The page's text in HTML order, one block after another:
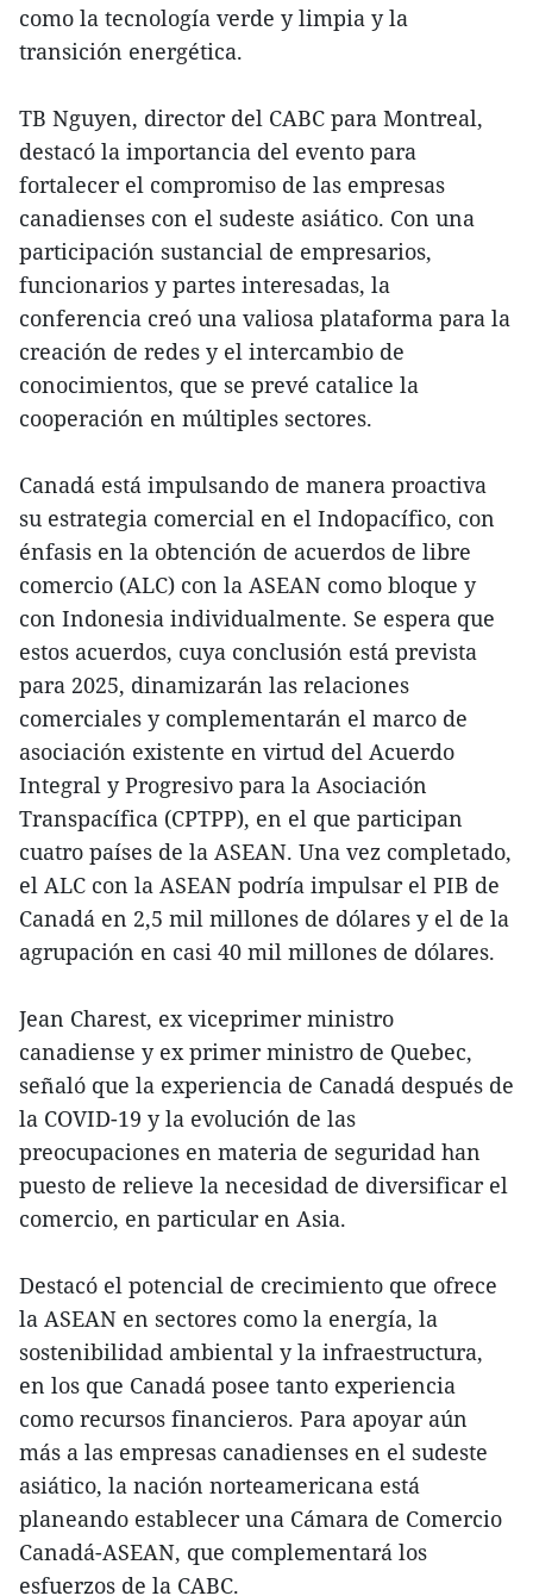
como la tecnología verde y limpia y la
transición energética.
TB Nguyen, director del CABC para Montreal,
destacó la importancia del evento para
fortalecer el compromiso de las empresas
canadienses con el sudeste asiático. Con una
participación sustancial de empresarios,
funcionarios y partes interesadas, la
conferencia creó una valiosa plataforma para la
creación de redes y el intercambio de
conocimientos, que se prevé catalice la
cooperación en múltiples sectores.
Canadá está impulsando de manera proactiva
su estrategia comercial en el Indopacífico, con
énfasis en la obtención de acuerdos de libre
comercio (ALC) con la ASEAN como bloque y
con Indonesia individualmente. Se espera que
estos acuerdos, cuya conclusión está prevista
para 2025, dinamizarán las relaciones
comerciales y complementarán el marco de
asociación existente en virtud del Acuerdo
Integral y Progresivo para la Asociación
Transpacífica (CPTPP), en el que participan
cuatro países de la ASEAN. Una vez completado,
el ALC con la ASEAN podría impulsar el PIB de
Canadá en 2,5 mil millones de dólares y el de la
agrupación en casi 40 mil millones de dólares.
Jean Charest, ex viceprimer ministro
canadiense y ex primer ministro de Quebec,
señaló que la experiencia de Canadá después de
la COVID-19 y la evolución de las
preocupaciones en materia de seguridad han
puesto de relieve la necesidad de diversificar el
comercio, en particular en Asia.
Destacó el potencial de crecimiento que ofrece
la ASEAN en sectores como la energía, la
sostenibilidad ambiental y la infraestructura,
en los que Canadá posee tanto experiencia
como recursos financieros. Para apoyar aún
más a las empresas canadienses en el sudeste
asiático, la nación norteamericana está
planeando establecer una Cámara de Comercio
Canadá-ASEAN, que complementará los
esfuerzos de la CABC.